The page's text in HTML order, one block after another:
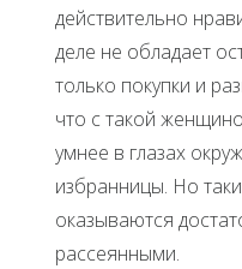
действительно
деле не обладает
только покупки и
что с такой
умнее в глазах
избранницы. Но
оказываются
рассеянными.